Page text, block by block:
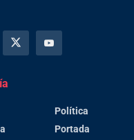
Política
Portada